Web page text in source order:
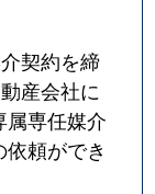
契約を締
産会社に
専任媒介
頼ができ